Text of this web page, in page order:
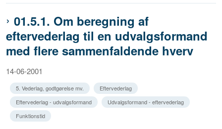
01.5.1. Om beregning af
eftervederlag til en udvalgsformand
med flere sammenfaldende hverv
14-06-2001
5. Vederlag, godtgørelse mv.
Eftervederlag
Eftervederlag - udvalgsformand
Udvalgsformand - eftervederlag
Funktionstid